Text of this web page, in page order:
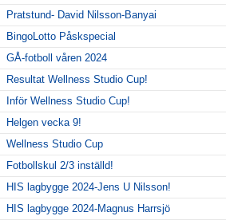
Pratstund- David Nilsson-Banyai
BingoLotto Påskspecial
GÅ-fotboll våren 2024
Resultat Wellness Studio Cup!
Inför Wellness Studio Cup!
Helgen vecka 9!
Wellness Studio Cup
Fotbollskul 2/3 inställd!
HIS lagbygge 2024-Jens U Nilsson!
HIS lagbygge 2024-Magnus Harrsjö